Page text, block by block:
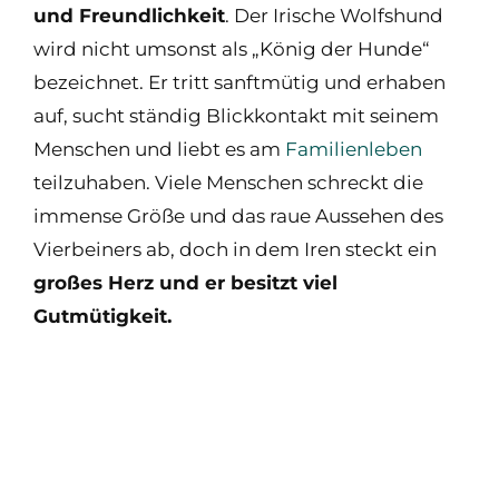
und Freundlichkeit. Der Irische Wolfshund
wird nicht umsonst als „König der Hunde“
bezeichnet. Er tritt sanftmütig und erhaben
auf, sucht ständig Blickkontakt mit seinem
Menschen und liebt es am Familienleben
teilzuhaben. Viele Menschen schreckt die
immense Größe und das raue Aussehen des
Vierbeiners ab, doch in dem Iren steckt ein
großes Herz und er besitzt viel
Gutmütigkeit.